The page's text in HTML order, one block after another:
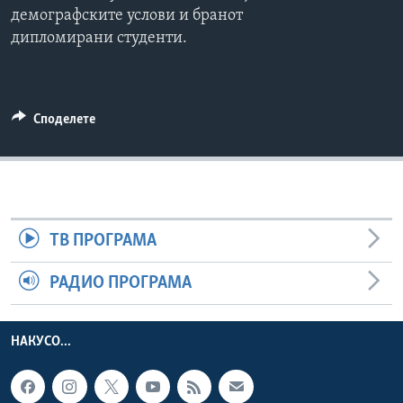
ИНТЕРВЈУА
Јазици
демографските услови и бранот
дипломирани студенти.
Споделете
ТВ ПРОГРАМА
РАДИО ПРОГРАМА
НАКУСО...